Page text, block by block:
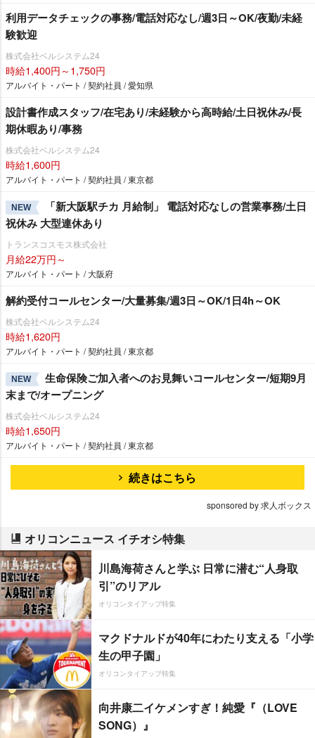
利用データチェックの事務/電話対応なし/週3日～OK/夜勤/未経
験歓迎
株式会社ベルシステム24
時給1,400円～1,750円
アルバイト・パート / 契約社員 / 愛知県
設計書作成スタッフ/在宅あり/未経験から高時給/土日祝休み/長
期休暇あり/事務
株式会社ベルシステム24
時給1,600円
アルバイト・パート / 契約社員 / 東京都
NEW
「新大阪駅チカ 月給制」 電話対応なしの営業事務/土日
祝休み 大型連休あり
トランスコスモス株式会社
月給22万円～
アルバイト・パート / 大阪府
解約受付コールセンター/大量募集/週3日～OK/1日4h～OK
株式会社ベルシステム24
時給1,620円
アルバイト・パート / 契約社員 / 東京都
NEW
生命保険ご加入者へのお見舞いコールセンター/短期9月
末まで/オープニング
株式会社ベルシステム24
時給1,650円
アルバイト・パート / 契約社員 / 東京都
続きはこちら
sponsored by 求人ボックス
オリコンニュース イチオシ特集
川島海荷さんと学ぶ 日常に潜む“人身取
引”のリアル
オリコンタイアップ特集
マクドナルドが40年にわたり支える「小学
生の甲子園」
オリコンタイアップ特集
向井康二イケメンすぎ！純愛『（LOVE
SONG）』